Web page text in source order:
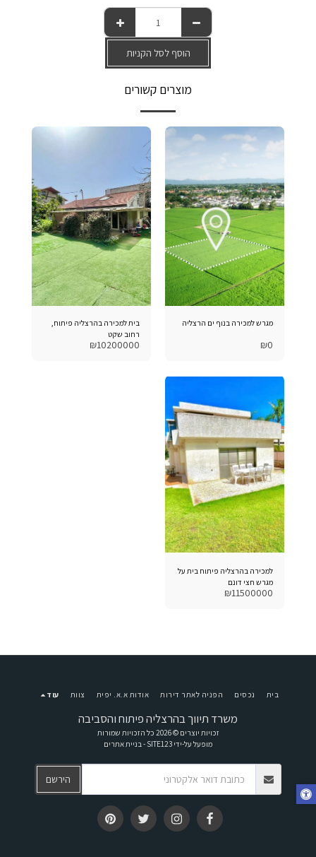
הוסף לסל הקניות
מוצרים קשורים
מגרש למכירה בנוף ים הרצליה
₪0
בית למכירה בהרצליה פיתוח,
רחוב שקט
₪10200000
למכירה בהרצליה פיתוח בית על
מגרש חצי דונם
₪11500000
משרד תיווך בהרצליה פיתוח והסביבה
זכויות יוצרים © 2026 כל הזכויות שמורות
מופעל על-ידי SITE123
-בניית אתרים
בית נכסים הפניה לאתר דירות אודות א.א. יפית צוות עוד
הירשם